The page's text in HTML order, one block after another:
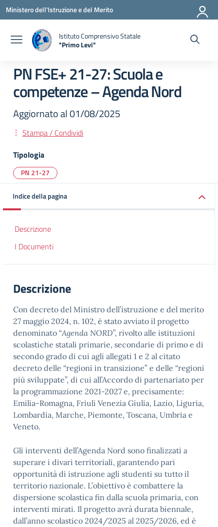
Vai ai contenuti
Vai al menu di navigazione
Vai al footer
Ministero dell'Istruzione e del Merito
Istituto Comprensivo Statale
"Primo Levi"
PN FSE+ 21-27: Scuola e
competenze – Agenda Nord
Aggiornato al 01/08/2025
Stampa / Condividi
Tipologia
PN 21-27
Indice della pagina
Descrizione
I Documenti
Descrizione
Con decreto del Ministro dell’istruzione e del merito
27 maggio 2024, n. 102, è stato avviato il progetto
denominato “Agenda NORD”, rivolto alle istituzioni
scolastiche statali primarie, secondarie di primo e di
secondo grado di cui agli allegati 1 e 2 al citato
decreto delle “regioni in transizione” e delle “regioni
più sviluppate”, di cui all’Accordo di partenariato per
la programmazione 2021-2027 e, precisamente:
Emilia-Romagna, Friuli Venezia Giulia, Lazio, Liguria,
Lombardia, Marche, Piemonte, Toscana, Umbria e
Veneto.
Gli interventi dell’Agenda Nord sono finalizzati a
superare i divari territoriali, garantendo pari
opportunità di istruzione agli studenti su tutto il
territorio nazionale. L’obiettivo è combattere la
dispersione scolastica fin dalla scuola primaria, con
interventi mirati. Il progetto avrà durata biennale,
dall’anno scolastico 2024/2025 al 2025/2026, ed è